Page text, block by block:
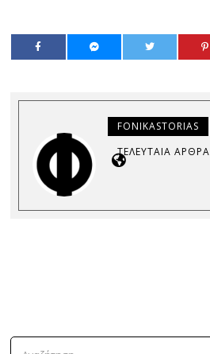
FONIKASTORIAS
ΤΕΛΕΥΤΑΊΑ ΆΡΘΡΑ